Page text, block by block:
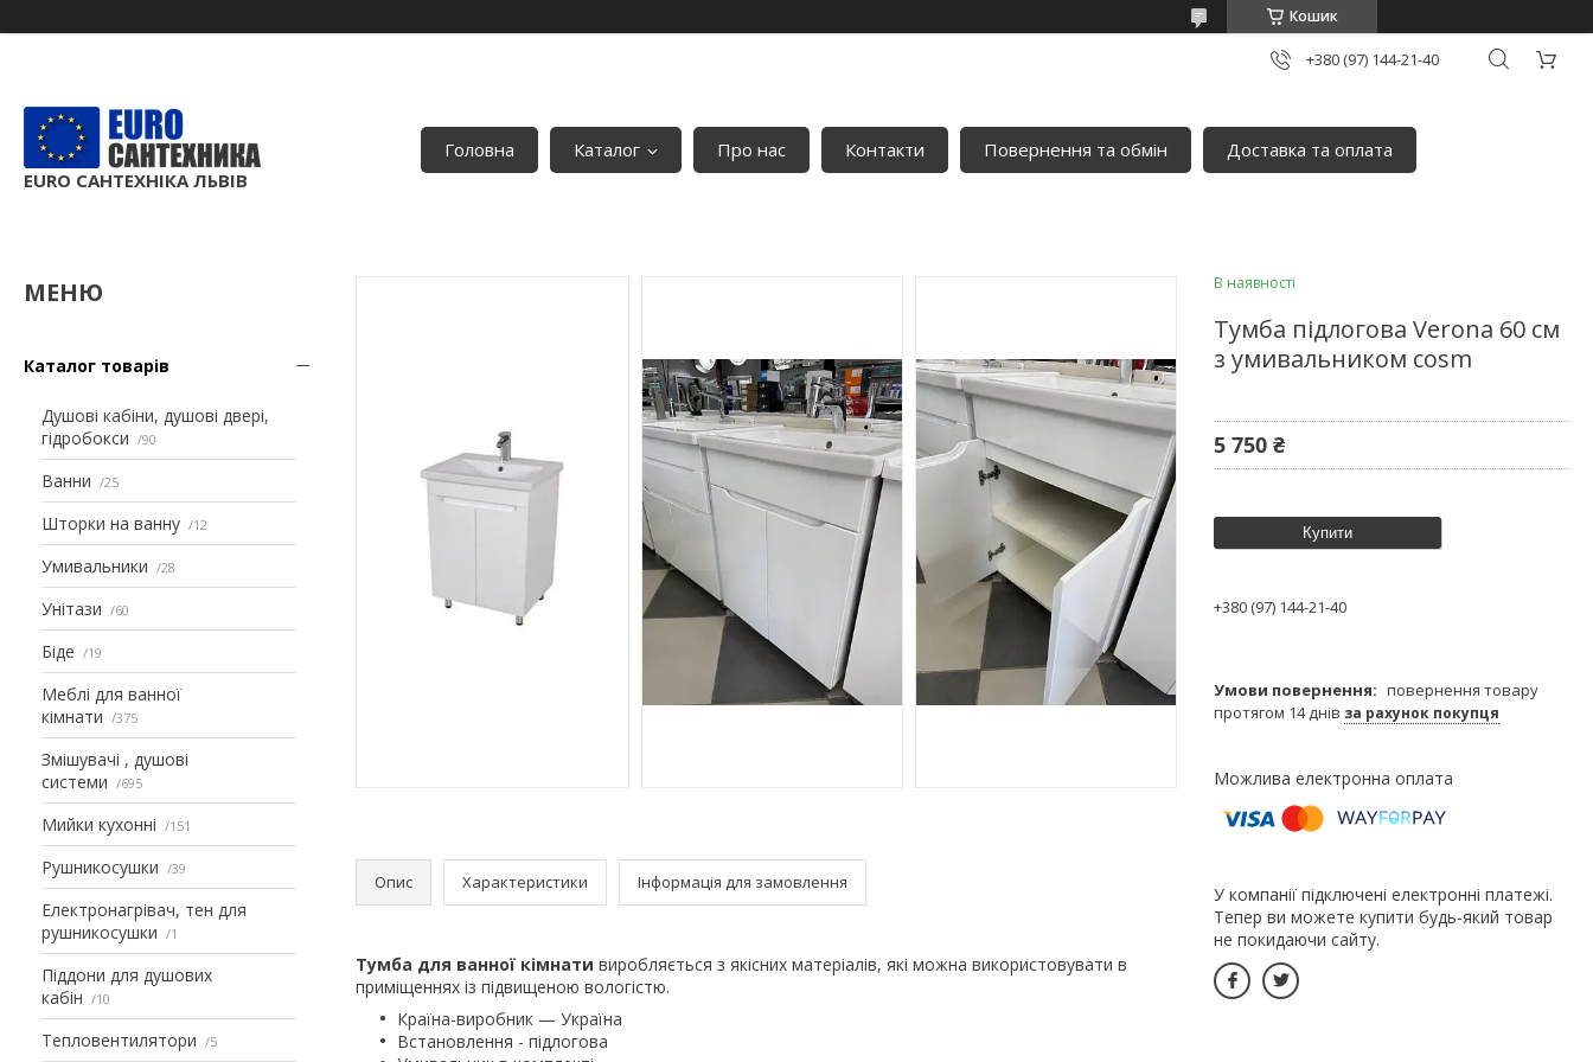
Кошик
+380 (97) 144-21-40
EURO САНТЕХНІКА ЛЬВІВ
Головна Каталог Про нас Контакти Повернення та обмін Доставка та оплата
Каталог товарів
Душові кабіни, душові двері,
гідробокси
90
Ванни 25
Шторки на ванну 12
Умивальники 28
Унітази 60
Біде 19
Меблі для ванної
кімнати
375
Змішувачі , душові
системи
695
Мийки кухонні 151
Рушникосушки 39
Електронагрівач, тен для
рушникосушки
1
Піддони для душових
кабін
10
Тепловентилятори 5
Опис Характеристики Інформація для замовлення
Тумба для ванної кімнати виробляється з якісних матеріалів, які можна використовувати в
приміщеннях із підвищеною вологістю.
Країна-виробник — Україна
Встановлення - підлогова
В наявності
Тумба підлогова Verona 60 см
з умивальником cosm
5 750 ₴
Купити
+380 (97) 144-21-40
повернення товару
протягом 14 днів за рахунок покупця
У компанії підключені електронні платежі.
Тепер ви можете купити будь-який товар
не покидаючи сайту.